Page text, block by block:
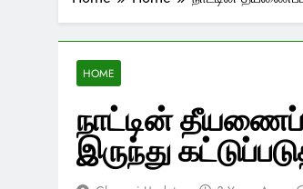
HOME
நாட்டின்
இருந்து